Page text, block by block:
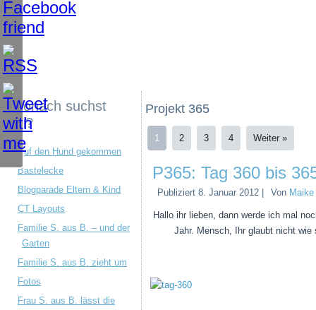
Wonach suchst
du?
Auf den Hund gekommen
Bastelecke
Blogparade Eltern & Kind
CT Layouts
Familie S. aus B. – und der
Garten
Familie S. aus B. zieht um
Fotos
Frau S. aus B. lässt die
Projekt 365
1 2 3 4 Weiter »
P365: Tag 360 bis
Publiziert 8. Januar 2012 Von Maike
Hallo ihr lieben, dann werde ich mal
Jahr. Mensch, Ihr glaubt nicht